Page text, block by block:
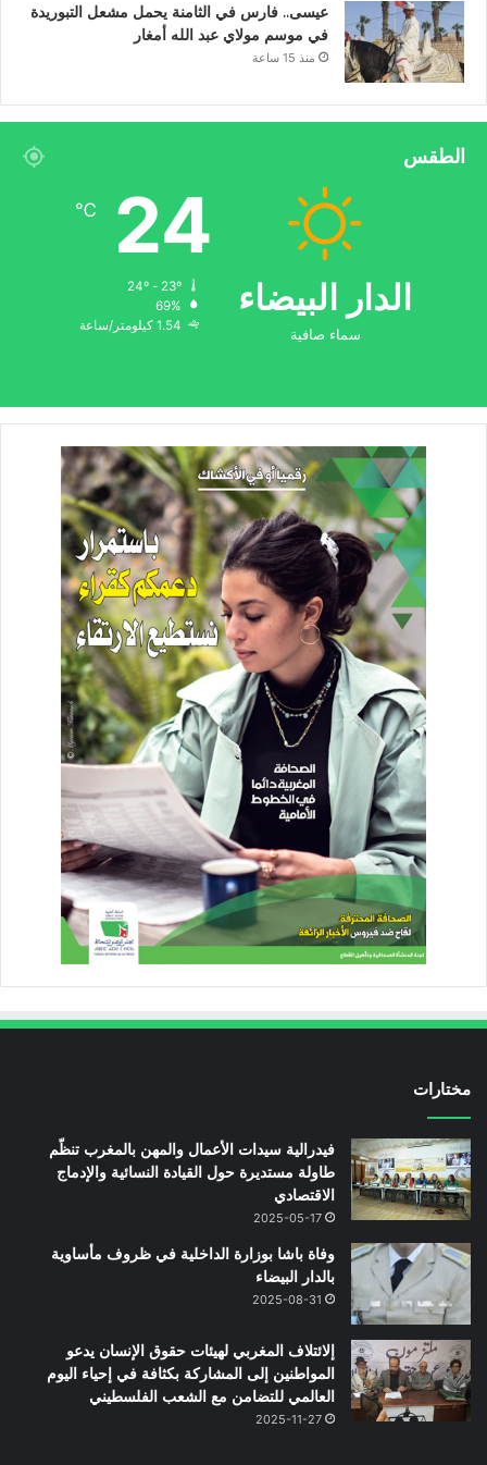
عيسى.. فارس في الثامنة يحمل مشعل التبوريدة
في موسم مولاي عبد الله أمغار
منذ 15 ساعة
الطقس
الدار البيضاء
سماء صافية
24
℃
69%
1.54 كيلومتر/ساعة
مختارات
فيدرالية سيدات الأعمال والمهن بالمغرب تنظّم
طاولة مستديرة حول القيادة النسائية والإدماج
الاقتصادي
2025-05-17
وفاة باشا بوزارة الداخلية في ظروف مأساوية
بالدار البيضاء
2025-08-31
إلائتلاف المغربي لهيئات حقوق الإنسان يدعو
المواطنين إلى المشاركة بكثافة في إحياء اليوم
العالمي للتضامن مع الشعب الفلسطيني
2025-11-27